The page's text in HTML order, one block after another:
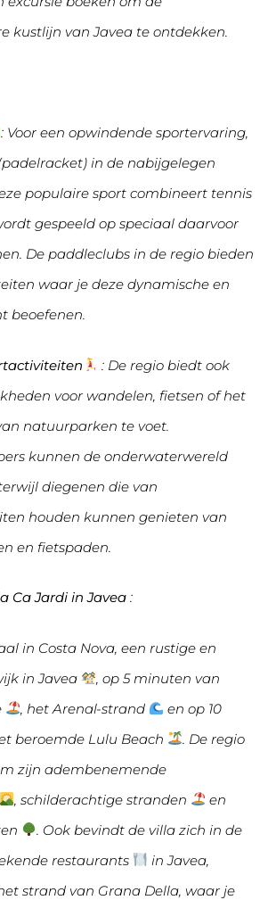
kustlijn van Javea te ontdekken.
: Voor een opwindende sportervaring,
in de nabijgelegen
populaire sport combineert tennis
gespeeld op speciaal daarvoor
De paddleclubs in de regio bieden
waar je deze dynamische en
beoefenen.
: De regio biedt ook
voor wandelen, fietsen of het
natuurparken te voet.
kunnen de onderwaterwereld
diegenen die van
houden kunnen genieten van
en fietspaden.
Ca Jardi in Javea :
in Costa Nova, een rustige en
in Javea
, op 5 minuten van
, het Arenal-strand
en op 10
beroemde Lulu Beach
. De regio
zijn adembenemende
, schilderachtige stranden
en
. Ook bevindt de villa zich in de
restaurants
in Javea,
strand van Grana Della, waar je